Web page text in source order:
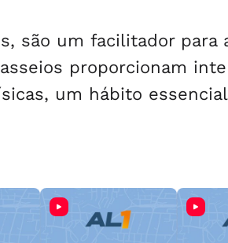
são um facilitador para
proporcionam
um hábito